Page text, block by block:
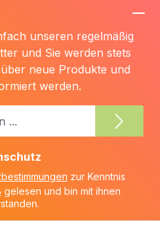
unseren regelmäßig
und Sie werden stets
neue Produkte und
werden.
zur Kenntnis
gelesen und bin mit ihnen